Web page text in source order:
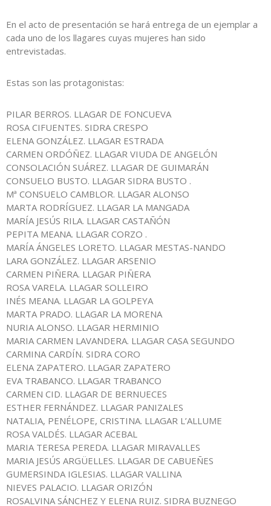
En el acto de presentación se hará entrega de un ejemplar a
cada uno de los llagares cuyas mujeres han sido
entrevistadas.
Estas son las protagonistas:
PILAR BERROS. LLAGAR DE FONCUEVA
ROSA CIFUENTES. SIDRA CRESPO
ELENA GONZÁLEZ. LLAGAR ESTRADA
CARMEN ORDÓÑEZ. LLAGAR VIUDA DE ANGELÓN
CONSOLACIÓN SUÁREZ. LLAGAR DE GUIMARÁN
CONSUELO BUSTO. LLAGAR SIDRA BUSTO .
Mª CONSUELO CAMBLOR. LLAGAR ALONSO
MARTA RODRÍGUEZ. LLAGAR LA MANGADA
MARÍA JESÚS RILA. LLAGAR CASTAÑÓN
PEPITA MEANA. LLAGAR CORZO .
MARÍA ÁNGELES LORETO. LLAGAR MESTAS-NANDO
LARA GONZÁLEZ. LLAGAR ARSENIO
CARMEN PIÑERA. LLAGAR PIÑERA
ROSA VARELA. LLAGAR SOLLEIRO
INÉS MEANA. LLAGAR LA GOLPEYA
MARTA PRADO. LLAGAR LA MORENA
NURIA ALONSO. LLAGAR HERMINIO
MARIA CARMEN LAVANDERA. LLAGAR CASA SEGUNDO
CARMINA CARDÍN. SIDRA CORO
ELENA ZAPATERO. LLAGAR ZAPATERO
EVA TRABANCO. LLAGAR TRABANCO
CARMEN CID. LLAGAR DE BERNUECES
ESTHER FERNÁNDEZ. LLAGAR PANIZALES
NATALIA, PENÉLOPE, CRISTINA. LLAGAR L’ALLUME
ROSA VALDÉS. LLAGAR ACEBAL
MARIA TERESA PEREDA. LLAGAR MIRAVALLES
MARIA JESÚS ARGÜELLES. LLAGAR DE CABUEÑES
GUMERSINDA IGLESIAS. LLAGAR VALLINA
NIEVES PALACIO. LLAGAR ORIZÓN
ROSALVINA SÁNCHEZ Y ELENA RUIZ. SIDRA BUZNEGO